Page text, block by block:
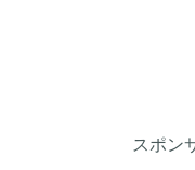
スポン